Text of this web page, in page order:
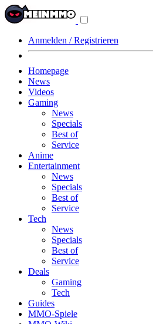
Anmelden / Registrieren
Homepage
News
Videos
Gaming
News
Specials
Best of
Service
Anime
Entertainment
News
Specials
Best of
Service
Tech
News
Specials
Best of
Service
Deals
Gaming
Tech
Guides
MMO-Spiele